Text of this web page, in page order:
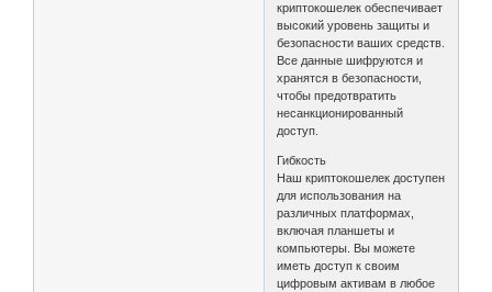
криптокошелек обеспечивает
высокий уровень защиты и
безопасности ваших средств.
Все данные шифруются и
хранятся в безопасности,
чтобы предотвратить
несанкционированный
доступ.
Гибкость
Наш криптокошелек доступен
для использования на
различных платформах,
включая планшеты и
компьютеры. Вы можете
иметь доступ к своим
цифровым активам в любое